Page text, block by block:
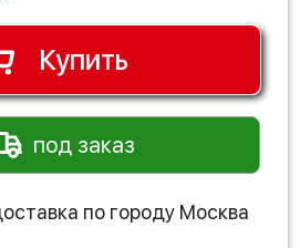
Купить
под заказ
по городу Москва